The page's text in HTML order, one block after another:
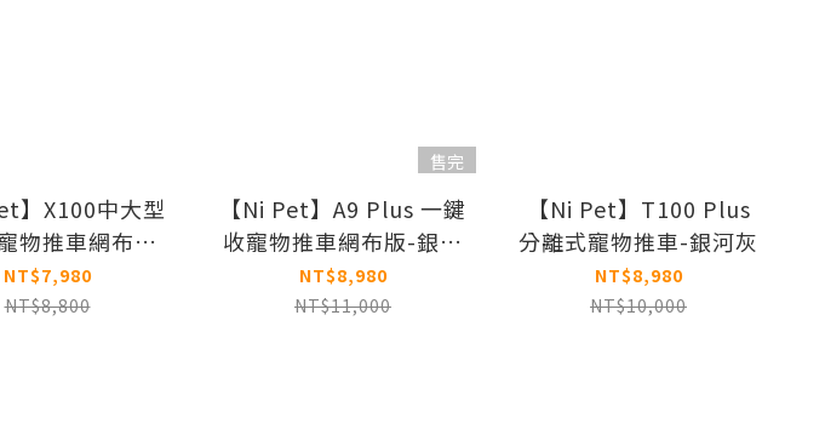
】X100中大型
物推車網布版-
星辰白
NT$7,980
NT$8,800
售完
【Ni Pet】A9 Plus 一鍵
收寵物推車網布版-銀河
灰
NT$8,980
NT$11,000
【Ni Pet】T100 Plus
分離式寵物推車-銀河灰
NT$8,980
NT$10,000